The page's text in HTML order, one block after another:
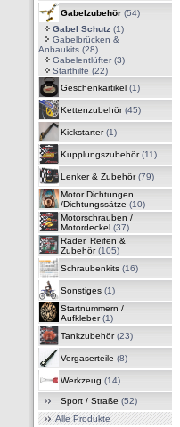
Gabelzubehör (54)
Gabel Schutz (1)
Gabelbrücken &
Anbaukits (28)
Gabelentlüfter (3)
Starthilfe (22)
Geschenkartikel (1)
Kettenzubehör(45)
Kickstarter(1)
Kupplungszubehör(11)
Lenker & Zubehör(79)
Motor Dichtungen
/Dichtungssätze (10)
Motorschrauben /
Motordeckel (37)
Räder, Reifen &
Zubehör(105)
Schraubenkits (16)
Sonstiges (1)
Startnummern /
Aufkleber(1)
Tankzubehör(23)
Vergaserteile (8)
Werkzeug (14)
Sport / Straße (52)
Alle Produkte